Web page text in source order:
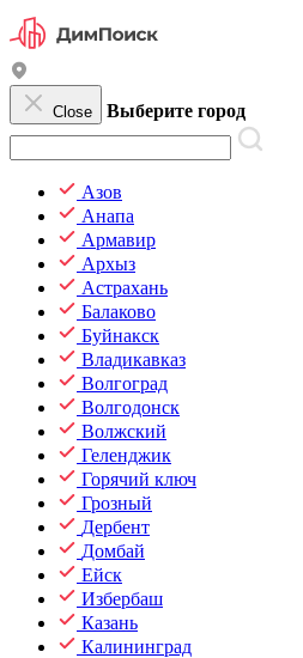
Close Выберите город
Азов
Анапа
Армавир
Архыз
Астрахань
Балаково
Буйнакск
Владикавказ
Волгоград
Волгодонск
Волжский
Геленджик
Горячий ключ
Грозный
Дербент
Домбай
Ейск
Избербаш
Казань
Калининград